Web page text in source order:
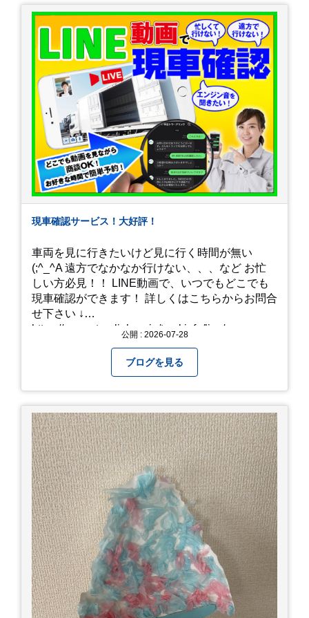
現車確認サービス！大好評！
車両を見に行きたいけど見に行く時間が無い
(;^_^A 遠方でなかなか行けない、、、など お忙
しい方必見！！ LINE動画で、いつでもどこでも
現車確認ができます！ 詳しくはこちらからお問合
せ下さい ↓
https://www.steerlink.co.jp/truckinfo/live/
公開 : 2026-07-28
ブログを見る